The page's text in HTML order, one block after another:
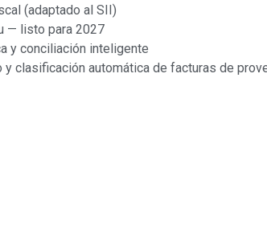
(adaptado al SII)
— listo para 2027
y conciliación inteligente
y clasificación automática de facturas de